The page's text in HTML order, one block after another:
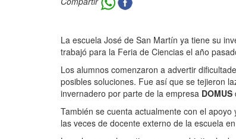
La escuela José de San Martín ya tiene su
trabajó para la Feria de Ciencias el año
Los alumnos comenzaron a advertir
posibles soluciones. Fue así que se tejieron
invernadero por parte de la empresa DOMUS
También se cuenta actualmente con el apoyo
las veces de docente externo de la escuela